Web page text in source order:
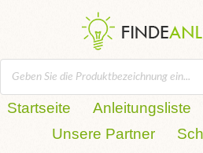
Startseite Anleitungsliste
Unsere Partner